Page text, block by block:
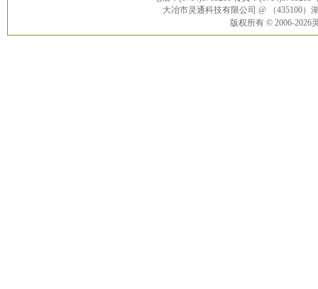
大冶市灵通科技有限公司 @ （435100
版权所有 © 2006-2026